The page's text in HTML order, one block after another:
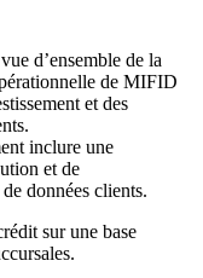
d’ensemble de la
de MIFID
et des
inclure une
et de
données clients.
sur une base